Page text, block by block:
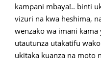
kampani mbaya!.. binti
vizuri na kwa heshima,
wenzako wa imani
utautunza utakatifu
ukitaka kuanza na moto